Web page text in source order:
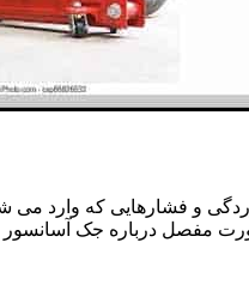
و فشارهایی که وارد
مفصل درباره جک